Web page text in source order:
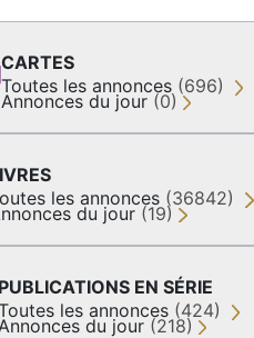
CARTES
Toutes les annonces (696)
Annonces du jour (0)
les annonces (36842)
du jour (19)
EN SÉRIE
les annonces (424)
Annonces du jour (218)